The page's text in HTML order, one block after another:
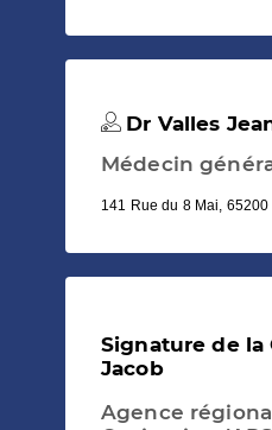
Dr Valles
Médecin
141 Rue du 8 Mai,
Signature de la
Jacob
Agence